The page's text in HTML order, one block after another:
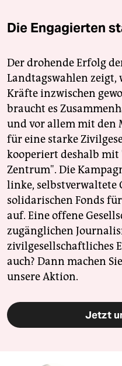
Die Engagierten
Der drohende Erfolg
Landtagswahlen zeigt,
Kräfte inzwischen
braucht es
und vor allem mit den
für eine starke
kooperiert deshalb
Zentrum". Die
linke, selbstverwaltete
solidarischen Fonds
auf. Eine offene
zugänglichen
zivilgesellschaftliches
auch? Dann machen
unsere Aktion.
Jetzt